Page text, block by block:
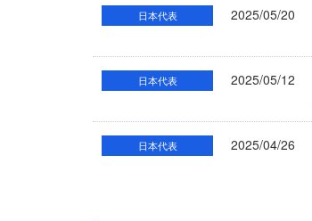
日本代表 2025/05/20
日本代表 2025/05/12
日本代表 2025/04/26